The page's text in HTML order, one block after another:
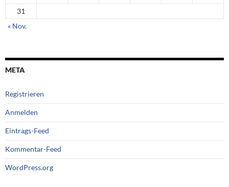
31
« Nov.
META
Registrieren
Anmelden
Eintrags-Feed
Kommentar-Feed
WordPress.org